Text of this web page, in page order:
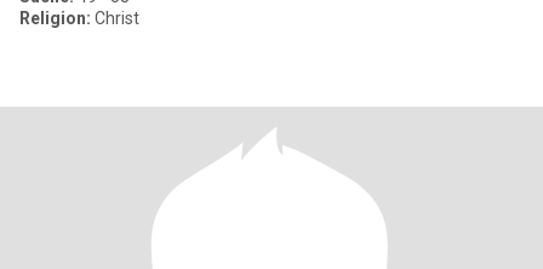
Religion: Christ